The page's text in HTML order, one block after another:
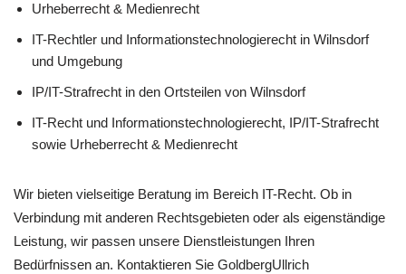
Urheberrecht & Medienrecht
IT-Rechtler und Informationstechnologierecht in Wilnsdorf
und Umgebung
IP/IT-Strafrecht in den Ortsteilen von Wilnsdorf
IT-Recht und Informationstechnologierecht, IP/IT-Strafrecht
sowie Urheberrecht & Medienrecht
Wir bieten vielseitige Beratung im Bereich IT-Recht. Ob in
Verbindung mit anderen Rechtsgebieten oder als eigenständige
Leistung, wir passen unsere Dienstleistungen Ihren
Bedürfnissen an. Kontaktieren Sie GoldbergUllrich